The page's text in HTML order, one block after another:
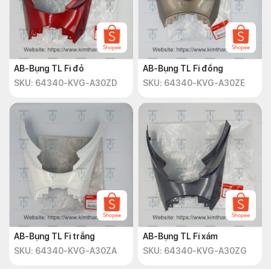
AB-Bụng TL Fi đỏ
SKU: 64340-KVG-A30ZD
AB-Bụng TL Fi đồng
SKU: 64340-KVG-A30ZE
AB-Bụng TL Fi trắng
SKU: 64340-KVG-A30ZA
AB-Bụng TL Fi xám
SKU: 64340-KVG-A30ZG